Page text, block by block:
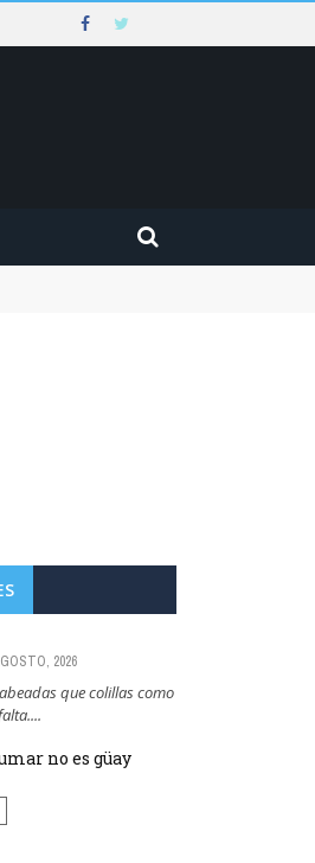
2026
que colillas como
no es güay